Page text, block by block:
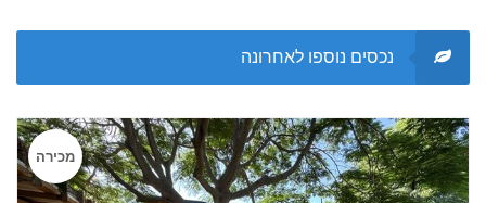
נכסים נוספו לאחרונה
מכירה